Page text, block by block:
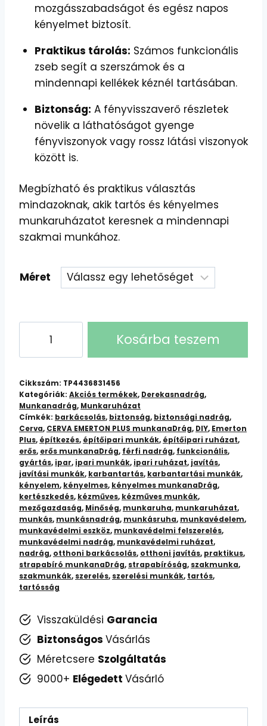
mozgásszabadságot és egész napos
kényelmet biztosít.
Praktikus tárolás: Számos funkcionális
zseb segít a szerszámok és a
mindennapi kellékek kéznél tartásában.
Biztonság: A fényvisszaverő részletek
növelik a láthatóságot gyenge
fényviszonyok vagy rossz látási viszonyok
között is.
Megbízható és praktikus választás
mindazoknak, akik tartós és kényelmes
munkaruházatot keresnek a mindennapi
szakmai munkához.
Méret
EMERTON
PLUS
Munkanadrág
mennyiség
Kosárba teszem
Cikkszám: TP4436831456
Kategóriák: Akciós termékek, Derekasnadrág,
Munkanadrág, Munkaruházat
Címkék: barkácsolás, biztonság, biztonsági nadrág,
Cerva, CERVA EMERTON PLUS munkanaDrág, DIY, Emerton
Plus, építkezés, építőipari munkák, építőipari ruházat,
erős, erős munkanaDrág, férfi nadrág, funkcionális,
gyártás, ipar, ipari munkák, ipari ruházat, javítás,
javítási munkák, karbantartás, karbantartási munkák,
kényelem, kényelmes, kényelmes munkanaDrág,
kertészkedés, kézműves, kézműves munkák,
mezőgazdaság, Minőség, munkaruha, munkaruházat,
munkás, munkásnadrág, munkásruha, munkavédelem,
munkavédelmi eszköz, munkavédelmi felszerelés,
munkavédelmi nadrág, munkavédelmi ruházat,
nadrág, otthoni barkácsolás, otthoni javítás, praktikus,
strapabíró munkanaDrág, strapabíróság, szakmunka,
szakmunkák, szerelés, szerelési munkák, tartós,
tartósság
Visszaküldési Garancia
Biztonságos Vásárlás
Méretcsere Szolgáltatás
9000+ Elégedett Vásárló
Leírás